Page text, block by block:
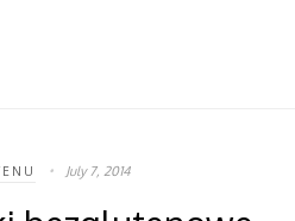
July 7, 2014